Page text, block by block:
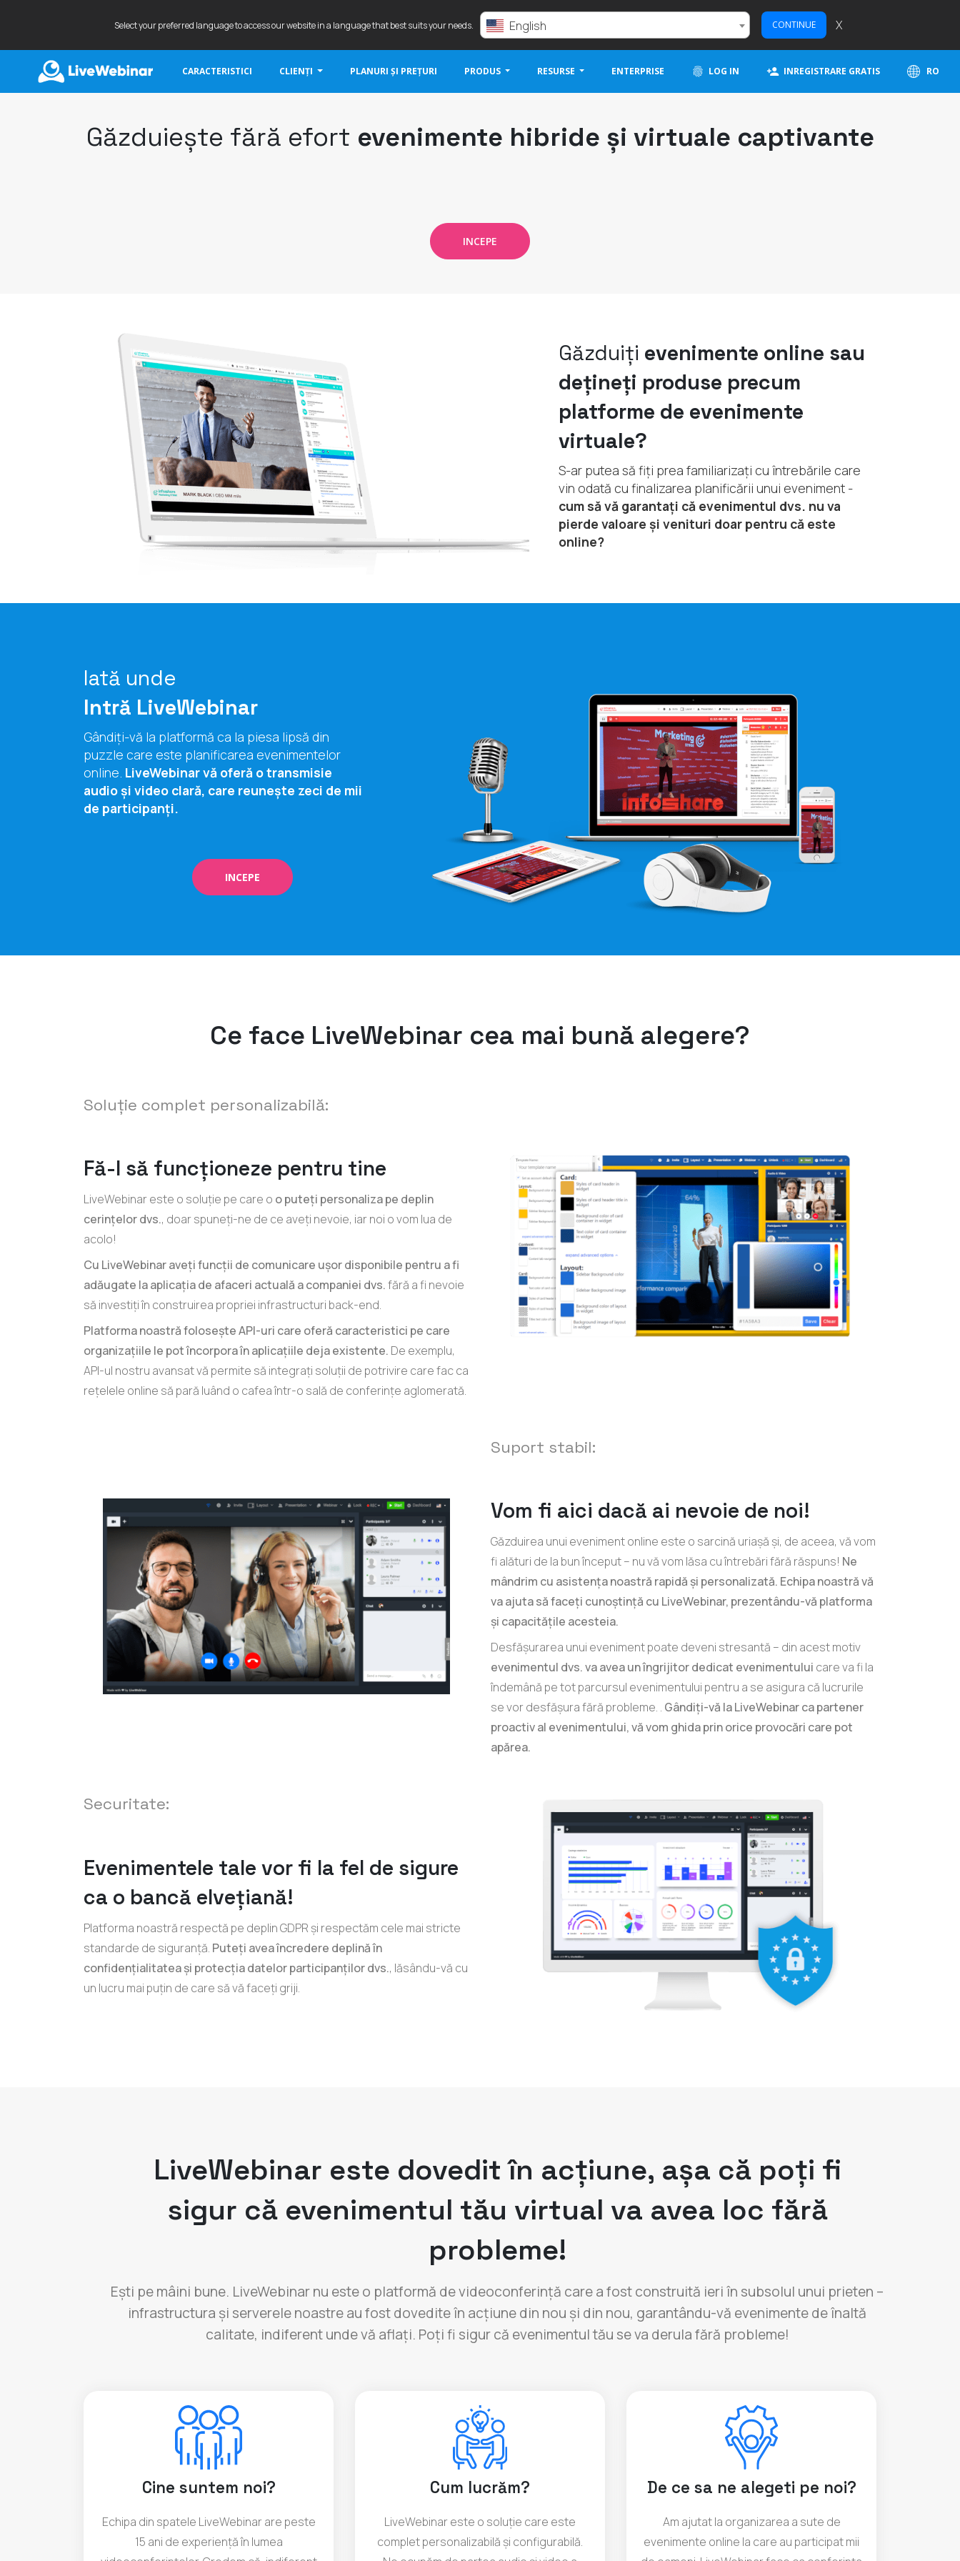
Select your preferred language to access our website in a language that best suits your needs. English CONTINUE X
LIVEWEBINAR.COM
CARACTERISTICI CLIENȚI PLANURI ȘI PREȚURI PRODUS RESURSE ENTERPRISE LOG IN INREGISTRARE GRATIS RO
Găzduiește fără efort evenimente hibride și virtuale captivante
INCEPE
Găzduiți evenimente online sau
dețineți produse precum
platforme de evenimente
virtuale?
S-ar putea să fiți prea familiarizați cu întrebările care
vin odată cu finalizarea planificării unui eveniment -
cum să vă garantați că evenimentul dvs. nu va
pierde valoare și venituri doar pentru că este
online?
Iată unde
Intră LiveWebinar
Gândiți-vă la platformă ca la piesa lipsă din
puzzle care este planificarea evenimentelor
online. LiveWebinar vă oferă o transmisie
audio și video clară, care reunește zeci de mii
de participanți.
INCEPE
Ce face LiveWebinar cea mai bună alegere?
Soluție complet personalizabilă:
Fă-l să funcționeze pentru tine
LiveWebinar este o soluție pe care o o puteți personaliza pe deplin
cerințelor dvs., doar spuneți-ne de ce aveți nevoie, iar noi o vom lua de
acolo!
Cu LiveWebinar aveți funcții de comunicare ușor disponibile pentru a fi
adăugate la aplicația de afaceri actuală a companiei dvs.fără a fi nevoie
să investiți în construirea propriei infrastructuri back-end.
Platforma noastră folosește API-uri care oferă caracteristici pe care
organizațiile le pot încorpora în aplicațiile deja existente. De exemplu,
API-ul nostru avansat vă permite să integrați soluții de potrivire care fac ca
rețelele online să pară luând o cafea într-o sală de conferințe aglomerată.
Suport stabil:
Vom fi aici dacă ai nevoie de noi!
Găzduirea unui eveniment online este o sarcină uriașă și, de aceea, vă vom
fi alături de la bun început – nu vă vom lăsa cu întrebări fără răspuns! Ne
mândrim cu asistența noastră rapidă și personalizată. Echipa noastră vă
va ajuta să faceți cunoștință cu LiveWebinar, prezentându-vă platforma
și capacitățile acesteia.
Desfășurarea unui eveniment poate deveni stresantă – din acest motiv
evenimentul dvs. va avea un îngrijitor dedicat evenimentului care va fi la
îndemână pe tot parcursul evenimentului pentru a se asigura că lucrurile
se vor desfășura fără probleme. . Gândiți-vă la LiveWebinar ca partener
proactiv al evenimentului, vă vom ghida prin orice provocări care pot
apărea.
Securitate:
Evenimentele tale vor fi la fel de sigure
ca o bancă elvețiană!
Platforma noastră respectă pe deplin GDPR și respectăm cele mai stricte
standarde de siguranță. Puteți avea încredere deplină în
confidențialitatea și protecția datelor participanților dvs., lăsându-vă cu
un lucru mai puțin de care să vă faceți griji.
LiveWebinar este dovedit în acțiune, așa că poți fi
sigur că evenimentul tău virtual va avea loc fără
probleme!
Ești pe mâini bune. LiveWebinar nu este o platformă de videoconferință care a fost construită ieri în subsolul unui prieten –
infrastructura și serverele noastre au fost dovedite în acțiune din nou și din nou, garantându-vă evenimente de înaltă
calitate, indiferent unde vă aflați. Poți fi sigur că evenimentul tău se va derula fără probleme!
Cine suntem noi?
Echipa din spatele LiveWebinar are peste
15 ani de experiență în lumea
Cum lucrăm?
LiveWebinar este o soluție care este
complet personalizabilă și configurabilă.
De ce sa ne alegeti pe noi?
Am ajutat la organizarea a sute de
evenimente online la care au participat mii